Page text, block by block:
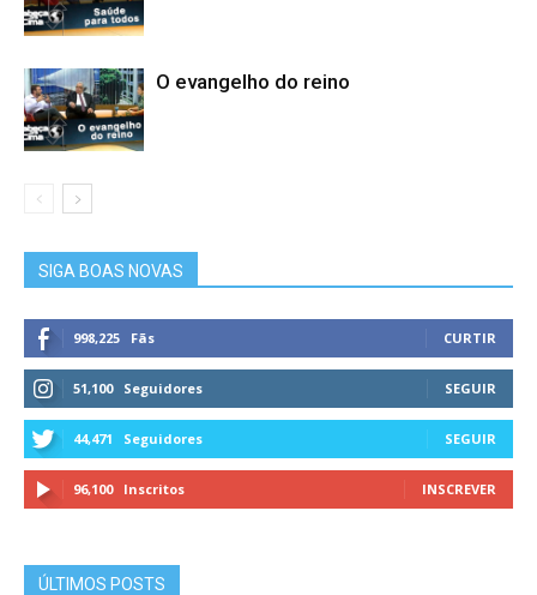
O evangelho do reino
SIGA BOAS NOVAS
998,225 Fãs CURTIR
51,100 Seguidores SEGUIR
44,471 Seguidores SEGUIR
96,100 Inscritos INSCREVER
ÚLTIMOS POSTS